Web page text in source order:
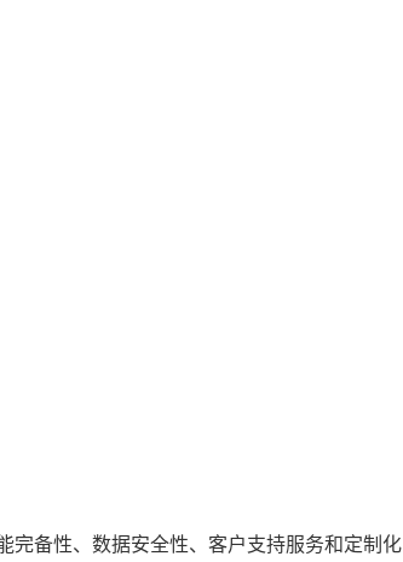
完备性、数据安全性、客户支持服务和定制化